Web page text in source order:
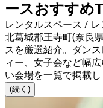
ースおすすめ
レンタルスペース /
北葛城郡王寺町(奈良
スを厳選紹介。ダン
ィー、女子会など幅
い会場を一覧で掲載し
(続く)